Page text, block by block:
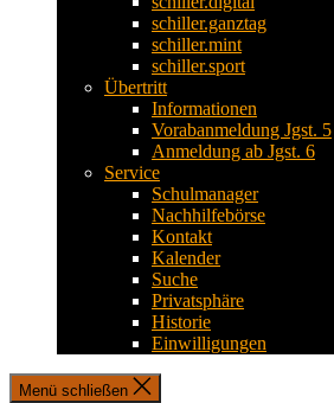
schiller.ganztag
schiller.mint
schiller.sport
Übertritt
Informationen
Vorabanmeldung Jgst. 5
Anmeldung ab Jgst. 6
Service
Schulmanager
Nachhilfebörse
Kontakt
Kalender
Suche
Privatsphäre
Historie
Einwilligungen
Menü schließen